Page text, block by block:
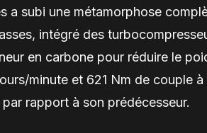
a subi une métamorphose
intégré des
en carbone pour réduire le
minute et 621 Nm de couple
rapport à son prédécesseur.